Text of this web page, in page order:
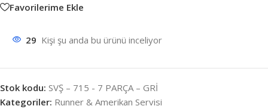
Favorilerime Ekle
29 Kişi şu anda bu ürünü inceliyor
Stok kodu: SVŞ – 715 - 7 PARÇA – GRİ
Kategoriler: Runner & Amerikan Servisi